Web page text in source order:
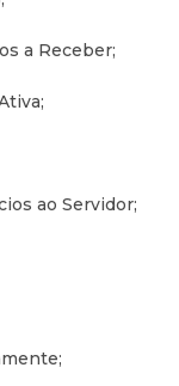
a Receber;
ao Servidor;